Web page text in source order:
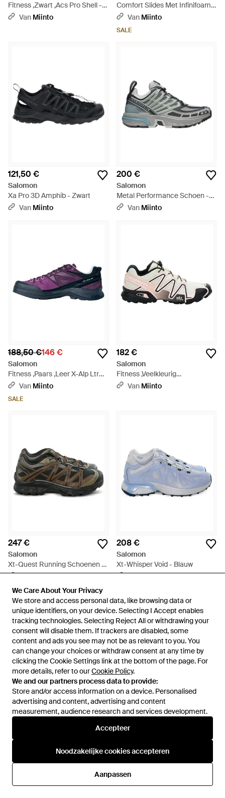
We Care About Your Privacy
We store and access personal data, like browsing data or
unique identifiers, on your device. Selecting I Accept enables
tracking technologies. Selecting Reject All or withdrawing your
consent will disable them. If trackers are disabled, some
content and ads you see may not be as relevant to you. You
can change your choices or withdraw consent at any time by
clicking the Cookie Settings link at the bottom of the page. For
more details, refer to ourCookie Policy.
We and our partners process data to provide:
Store and/or access information on a device. Personalised
advertising and content, advertising and content
measurement, audience research and services development.
Accepteer
Noodzakelijke cookies accepteren
Aanpassen
We Care About Your Privacy
We store and access personal data, like browsing data or
unique identifiers, on your device. Selecting I Accept enables
tracking technologies. Selecting Reject All or withdrawing your
consent will disable them. If trackers are disabled, some
content and ads you see may not be as relevant to you. You
can change your choices or withdraw consent at any time by
clicking the Cookie Settings link at the bottom of the page. For
more details, refer to ourCookie Policy.
We and our partners process data to provide:
Store and/or access information on a device. Personalised
advertising and content, advertising and content
measurement, audience research and services development.
Accepteer
Noodzakelijke cookies accepteren
Aanpassen
Fitness ,Zwart ,Acs Pro Shell -
Zwart
Van Miinto
Comfort Slides Met Infinifoam
Demping - Wit
Van Miinto
SALE
121,50 €
Salomon
Xa Pro 3D Amphib - Zwart
Van Miinto
200 €
Salomon
Metal Performance Schoen -
GrijsVan Miinto
188,50 €146 €
Salomon
Fitness ,Paars ,Leer X-Alp Ltr
Sneakers - Blauw
Van Miinto
SALE
182 €
Salomon
Fitness ,Veelkleurig
,Speedcross 3 - Wit
Van Miinto
247 €
Salomon
Xt-Quest Running Schoenen -
Zwart
VanMiinto
208 €
Salomon
Xt-Whisper Void - Blauw
VanMiinto
195,50 €
Xt Whisper - Wit
Salomon
Naturel
VanMiinto